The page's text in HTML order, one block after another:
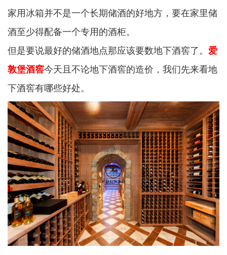
家用冰箱并不是一个长期储酒的好地方，要在家里储
酒至少得配备一个专用的酒柜。
但是要说最好的储酒地点那应该要数地下酒窖了。 爱
敦堡酒窖今天且不论地下酒窖的造价，我们先来看地
下酒窖有哪些好处。